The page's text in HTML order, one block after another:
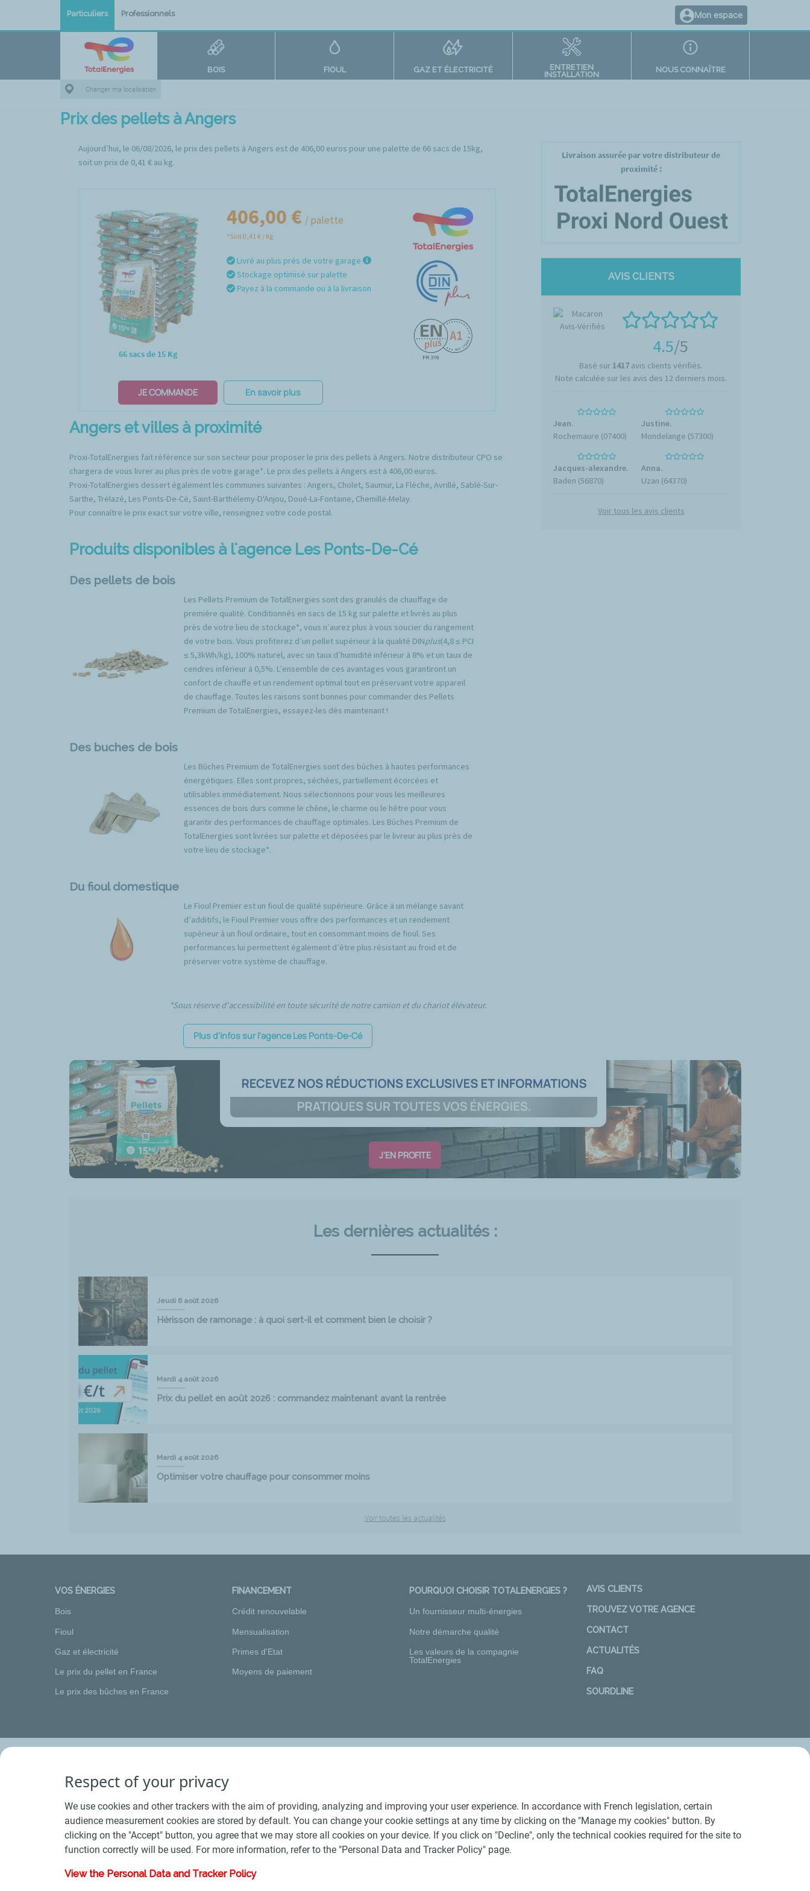
Particuliers Professionnels Mon espace
BOIS FIOUL GAZ ET ÉLECTRICITÉ
ENTRETIEN
INSTALLATION
NOUS CONNAÎTRE
Changer ma localisation
Prix des pellets à Angers
Aujourd’hui, le 06/08/2026, le prix des pellets à Angers est de 406,00 euros pour une palette de 66 sacs de 15kg,
soit un prix de 0,41 € au kg.
66 sacs de 15 Kg
406,00 € / palette
*Soit 0,41 € / Kg
Livré au plus près de votre garage
Stockage optimisé sur palette
Payez à la commande ou à la livraison
JE COMMANDE En savoir plus
Angers et villes à proximité
Proxi-TotalEnergies fait référence sur son secteur pour proposer le prix des pellets à Angers. Notre distributeur CPO se
chargera de vous livrer au plus près de votre garage*. Le prix des pellets à Angers est à 406,00 euros.
Proxi-TotalEnergies dessert également les communes suivantes : Angers, Cholet, Saumur, La Flèche, Avrillé, Sablé-Sur-
Sarthe, Trélazé, Les Ponts-De-Cé, Saint-Barthélemy-D'Anjou, Doué-La-Fontaine, Chemillé-Melay.
Pour connaître le prix exact sur votre ville, renseignez votre code postal.
Produits disponibles à l'agence Les Ponts-De-Cé
Des pellets de bois
Les Pellets Premium de TotalEnergies sont des granulés de chauffage de
première qualité. Conditionnés en sacs de 15 kg sur palette et livrés au plus
près de votre lieu de stockage*, vous n’aurez plus à vous soucier du rangement
de votre bois. Vous profiterez d’un pellet supérieur à la qualité DINplus(4,8 ≤ PCI
≤ 5,3kWh/kg), 100% naturel, avec un taux d’humidité inférieur à 8% et un taux de
cendres inférieur à 0,5%. L’ensemble de ces avantages vous garantiront un
confort de chauffe et un rendement optimal tout en préservant votre appareil
de chauffage. Toutes les raisons sont bonnes pour commander des Pellets
Premium de TotalEnergies, essayez-les dès maintenant !
Des buches de bois
Les Bûches Premium de TotalEnergies sont des bûches à hautes performances
énergétiques. Elles sont propres, séchées, partiellement écorcées et
utilisables immédiatement. Nous sélectionnons pour vous les meilleures
essences de bois durs comme le chêne, le charme ou le hêtre pour vous
garantir des performances de chauffage optimales. Les Bûches Premium de
TotalEnergies sont livrées sur palette et déposées par le livreur au plus près de
votre lieu de stockage*.
Du fioul domestique
Le Fioul Premier est un fioul de qualité supérieure. Grâce à un mélange savant
d’additifs, le Fioul Premier vous offre des performances et un rendement
supérieur à un fioul ordinaire, tout en consommant moins de fioul. Ses
performances lui permettent également d’être plus résistant au froid et de
préserver votre système de chauffage.
*Sous réserve d'accessibilité en toute sécurité de notre camion et du chariot élévateur.
Plus d'infos sur l'agence Les Ponts-De-Cé
Livraison assurée par votre distributeur de
proximité :
AVIS CLIENTS
4.5/5
Basé sur 1417avis clients vérifiés.
Note calculée sur les avis des 12 derniers mois.
Jean.
Rochemaure (07400)
Justine.
Mondelange (57300)
Jacques-alexandre.
Baden (56870)
Anna.
Uzan (64370)
Voir tous les avis clients
J'EN PROFITE
Les dernières actualités :
Jeudi 6 août 2026
Hérisson de ramonage : à quoi sert-il et comment bien le choisir ?
Mardi 4 août 2026
Prix du pellet en août 2026 : commandez maintenant avant la rentrée
Mardi 4 août 2026
Optimiser votre chauffage pour consommer moins
Voir toutes les actualités
VOS ÉNERGIES
Bois
Fioul
Gaz et électricité
Le prix du pellet en France
Le prix des bûches en France
FINANCEMENT
Crédit renouvelable
Mensualisation
Primes d'Etat
Moyens de paiement
POURQUOI CHOISIR TOTALENERGIES ?
Un fournisseur multi-énergies
Notre démarche qualité
Les valeurs de la compagnie
TotalEnergies
AVIS CLIENTS
TROUVEZ VOTRE AGENCE
CONTACT
ACTUALITÉS
FAQ
SOURDLINE
Conditions Générales de Vente Bois - Conditions Générales de Vente Produits Pétroliers
Respect of your privacy
We use cookies and other trackers with the aim of providing, analyzing and improving your user experience. In accordance with French legislation, certain
audience measurement cookies are stored by default. You can change your cookie settings at any time by clicking on the "Manage my cookies" button. By
clicking on the "Accept" button, you agree that we may store all cookies on your device. If you click on "Decline", only the technical cookies required for the site to
function correctly will be used. For more information, refer to the "Personal Data and Tracker Policy" page.
View the Personal Data and Tracker Policy